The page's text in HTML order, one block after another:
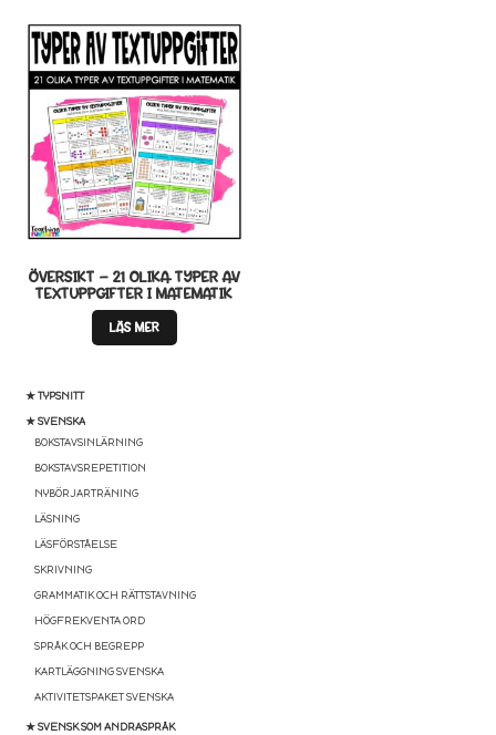
★ TYPSNITT
★ SVENSKA
BOKSTAVSINLÄRNING
BOKSTAVSREPETITION
NYBÖRJARTRÄNING
LÄSNING
LÄSFÖRSTÅELSE
SKRIVNING
GRAMMATIK OCH RÄTTSTAVNING
HÖGFREKVENTA ORD
SPRÅK OCH BEGREPP
KARTLÄGGNING SVENSKA
AKTIVITETSPAKET SVENSKA
★ SVENSK SOM ANDRASPRÅK
ÖVERSIKT – 21 OLIKA TYPER AV
TEXTUPPGIFTER I MATEMATIK
LÄS MER